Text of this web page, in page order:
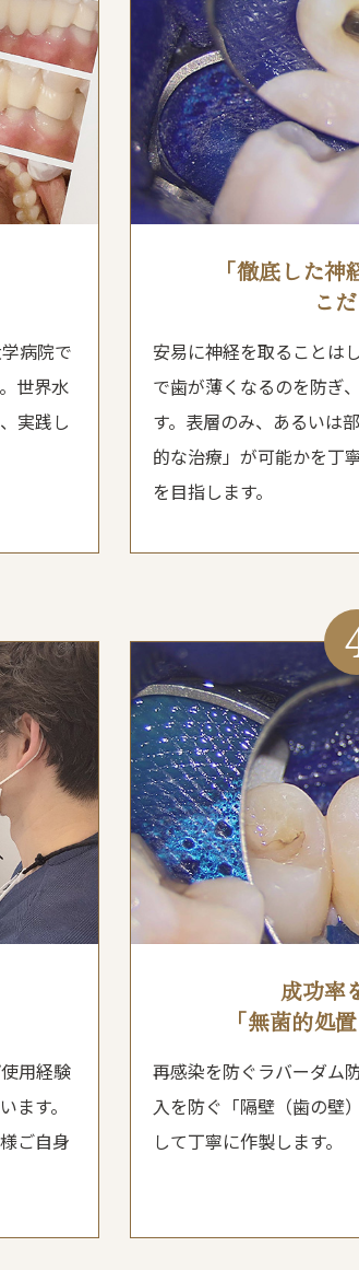
病院で
世界水
実践し
「徹底した
こ
安易に神経を取ることは
で歯が薄くなるのを防ぎ
す。表層のみ、あるいは
的な治療」が可能かを丁
を目指します。
用経験
ます。
ご自身
成功率
「無菌的処
再感染を防ぐラバーダム
入を防ぐ「隔壁（歯の壁
して丁寧に作製します。